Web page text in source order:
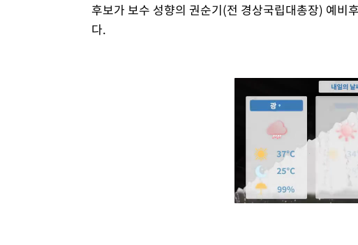
후보가 보수 성향의 권순기(전 경상국립대총장) 예비
다.